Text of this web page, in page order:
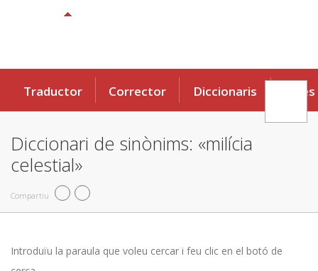
Traductor Corrector Diccionaris Eines
Diccionari de sinònims: «milícia
celestial»
Compartiu
Introduïu la paraula que voleu cercar i feu clic en el botó de